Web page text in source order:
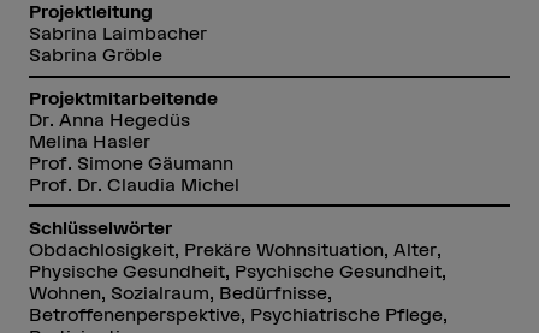
Projektleitung
Sabrina Laimbacher
Sabrina Gröble
Projektmitarbeitende
Dr. Anna Hegedüs
Melina Hasler
Prof. Simone Gäumann
Prof. Dr. Claudia Michel
Schlüsselwörter
Obdachlosigkeit, Prekäre Wohnsituation, Alter,
Physische Gesundheit, Psychische Gesundheit,
Wohnen, Sozialraum, Bedürfnisse,
Betroffenenperspektive, Psychiatrische Pflege,